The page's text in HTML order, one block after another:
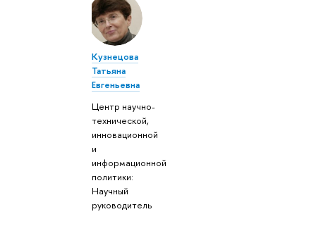
Кузнецова
Татьяна
Евгеньевна
Центр научно-
технической,
инновационной
и
информационной
политики:
Научный
руководитель